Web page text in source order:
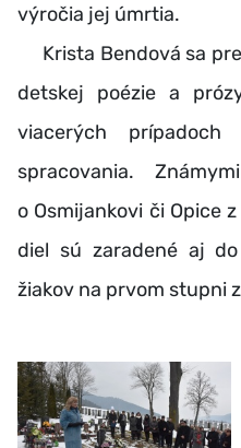
výročia jej úmrtia.
Krista Bendová sa
detskej poézie a
viacerých
spracovania.
o Osmijankovi či Opice
diel sú zaradené aj
žiakov na prvom stupni